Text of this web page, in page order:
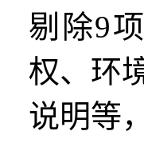
剔除9
权、环
说明等